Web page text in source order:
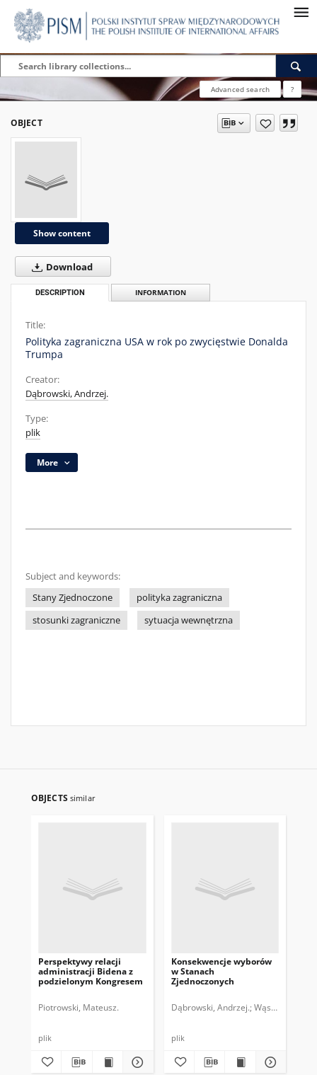
Advanced search ?
OBJECT
Show content
Download
DESCRIPTION INFORMATION
Title:
Polityka zagraniczna USA w rok po zwycięstwie Donalda
Trumpa
Creator:
Dąbrowski, Andrzej.
Type:
plik
More
Subject and keywords:
Stany Zjednoczone
polityka zagraniczna
stosunki zagraniczne
sytuacja wewnętrzna
OBJECTS similar
Perspektywy relacji
administracji Bidena z
podzielonym Kongresem
Piotrowski, Mateusz.
plik
Konsekwencje wyborów
w Stanach
Zjednoczonych
Dąbrowski, Andrzej. Wąsiński,
plik